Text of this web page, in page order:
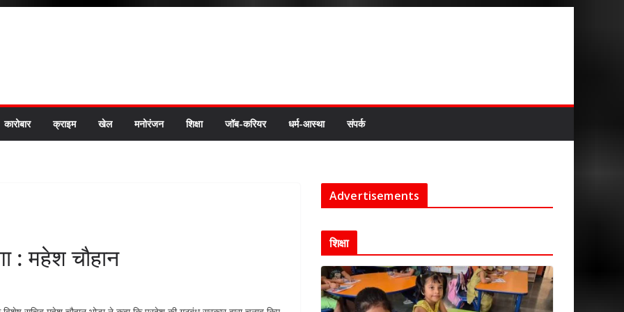
कारोबार क्राइम खेल मनोरंजन शिक्षा जॉब-करियर धर्म-आस्था संपर्क
: महेश चौहान
Advertisements
शिक्षा